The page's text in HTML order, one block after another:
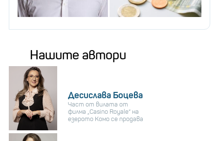
Нашите автори
Десислава Боцева
Част от вилата от
филма „Casino Royale“ на
езерото Комо се продава